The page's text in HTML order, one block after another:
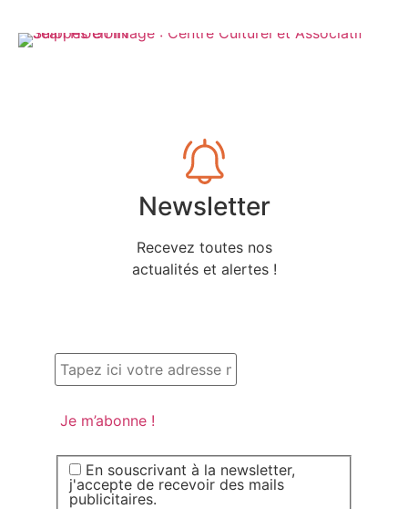
Newsletter
Recevez toutes nos
actualités et alertes !
En souscrivant à la newsletter,
j'accepte de recevoir des mails
publicitaires.